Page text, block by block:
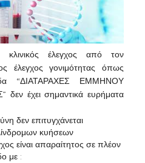
έλεγχος από τον
έλεγχος γονιμότητας όπως
“ΔΙΑΤΑΡΑΧΕΣ ΕΜΜΗΝΟΥ
” δεν έχει σημαντικά ευρήματα
δεν επιτυγχάνεται
κυήσεων
είναι απαραίτητος σε πλέον
με :